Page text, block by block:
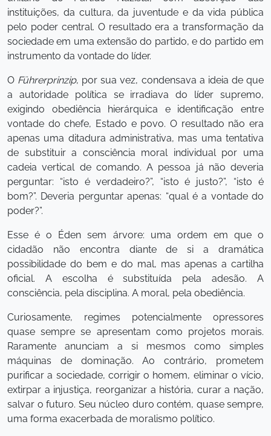
instituições, da cultura, da juventude e da vida pública
pelo poder central. O resultado era a transformação da
sociedade em uma extensão do partido, e do partido em
instrumento da vontade do líder.
O Führerprinzip, por sua vez, condensava a ideia de que
a autoridade política se irradiava do líder supremo,
exigindo obediência hierárquica e identificação entre
vontade do chefe, Estado e povo. O resultado não era
apenas uma ditadura administrativa, mas uma tentativa
de substituir a consciência moral individual por uma
cadeia vertical de comando. A pessoa já não deveria
perguntar: “isto é verdadeiro?”, “isto é justo?”, “isto é
bom?”. Deveria perguntar apenas: “qual é a vontade do
poder?”.
Esse é o Éden sem árvore: uma ordem em que o
cidadão não encontra diante de si a dramática
possibilidade do bem e do mal, mas apenas a cartilha
oficial. A escolha é substituída pela adesão. A
consciência, pela disciplina. A moral, pela obediência.
Curiosamente, regimes potencialmente opressores
quase sempre se apresentam como projetos morais.
Raramente anunciam a si mesmos como simples
máquinas de dominação. Ao contrário, prometem
purificar a sociedade, corrigir o homem, eliminar o vício,
extirpar a injustiça, reorganizar a história, curar a nação,
salvar o futuro. Seu núcleo duro contém, quase sempre,
uma forma exacerbada de moralismo político.